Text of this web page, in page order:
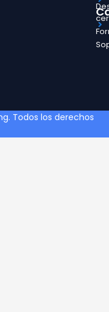
Todos los derechos